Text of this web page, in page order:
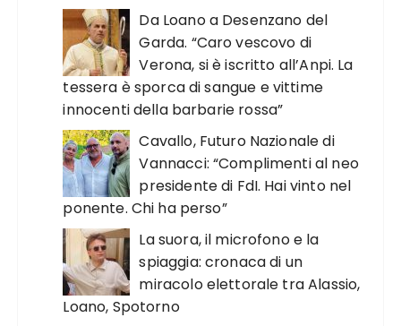
Da Loano a Desenzano del
Garda. “Caro vescovo di
Verona, si è iscritto all’Anpi. La
tessera è sporca di sangue e vittime
innocenti della barbarie rossa”
Cavallo, Futuro Nazionale di
Vannacci: “Complimenti al neo
presidente di FdI. Hai vinto nel
ponente. Chi ha perso”
La suora, il microfono e la
spiaggia: cronaca di un
miracolo elettorale tra Alassio,
Loano, Spotorno